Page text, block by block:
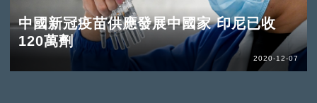
中國新冠疫苗供應發展中國家 印尼已收
120萬劑
2020-12-07